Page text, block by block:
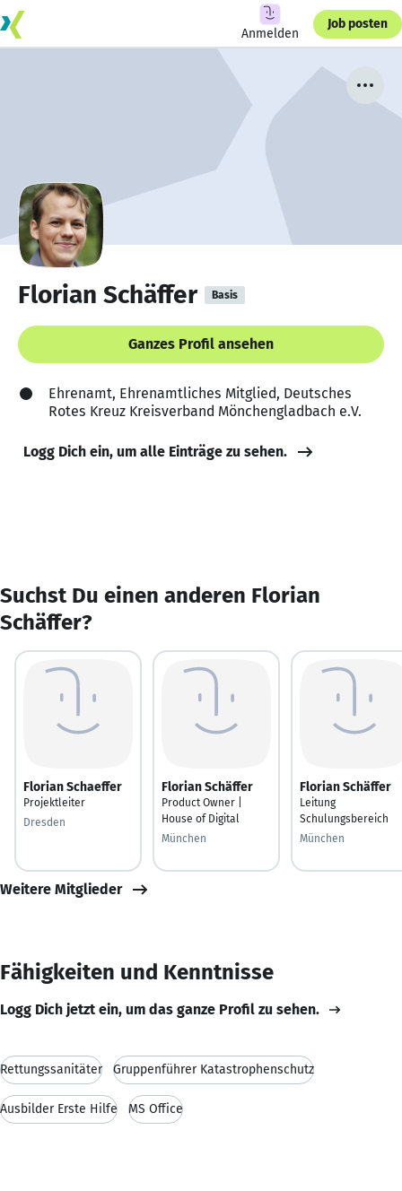
Anmelden
Job posten
Florian Schäffer Basis
Ganzes Profil ansehen
Ehrenamt, Ehrenamtliches Mitglied, Deutsches
Rotes Kreuz Kreisverband Mönchengladbach e.V.
Logg Dich ein, um alle Einträge zu sehen.
Suchst Du einen anderen Florian
Schäffer?
Florian Schaeffer
Projektleiter
Dresden
Florian Schäffer
Product Owner |
House of Digital
München
Florian Schäffer
Leitung
Schulungsbereich
München
Weitere Mitglieder
Fähigkeiten und Kenntnisse
Logg Dich jetzt ein, um das ganze Profil zu sehen.
Rettungssanitäter Gruppenführer Katastrophenschutz
Ausbilder Erste Hilfe MS Office